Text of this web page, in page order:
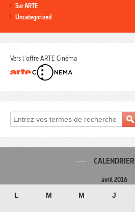
Sur ARTE
Uncategorized
Vers l'offre ARTE Cinéma
CALENDRIER
avril 2016
L M M J